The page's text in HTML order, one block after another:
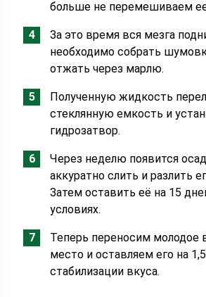
больше не перемешиваем
За это время вся мезга
необходимо собрать
отжать через марлю.
Полученную жидкость
стеклянную емкость и
гидрозатвор.
Через неделю появится
аккуратно слить и разлить
Затем оставить её на 15
условиях.
Теперь переносим молодое
место и оставляем его на
стабилизации вкуса.